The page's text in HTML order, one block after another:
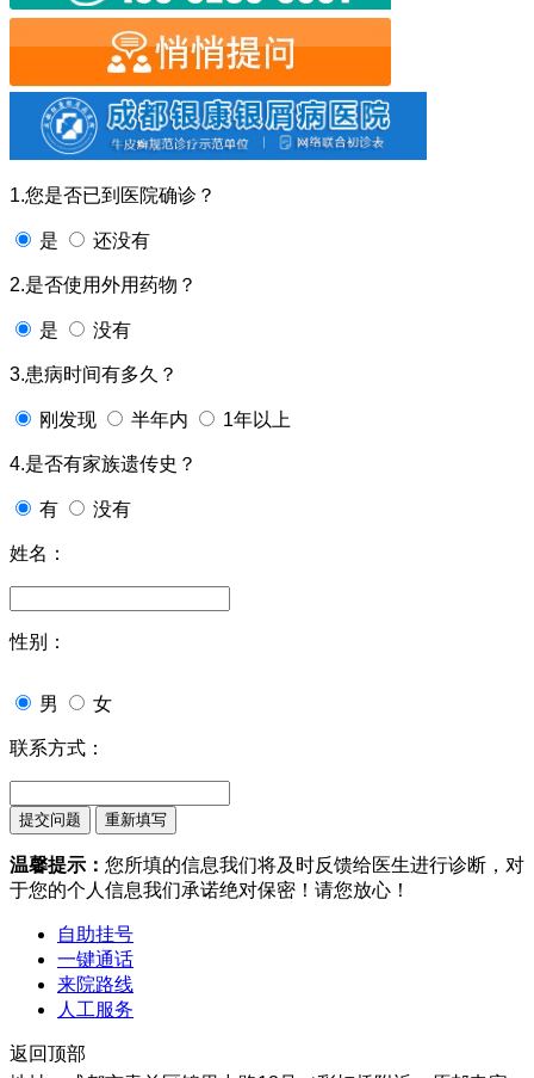
1.您是否已到医院确诊？
是 还没有
2.是否使用外用药物？
是 没有
3.患病时间有多久？
刚发现 半年内 1年以上
4.是否有家族遗传史？
有 没有
姓名：
性别：
男 女
联系方式：
温馨提示： 您所填的信息我们将及时反馈给医生进行诊断，对
于您的个人信息我们承诺绝对保密！请您放心！
自助挂号
一键通话
来院路线
人工服务
返回顶部